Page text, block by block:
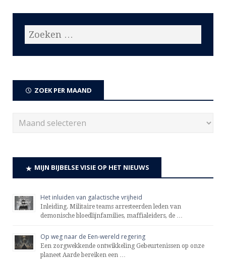
ZOEK PER MAAND
MIJN BIJBELSE VISIE OP HET NIEUWS
Het inluiden van galactische vrijheid
Inleiding. Militaire teams arresteerden leden van
demonische bloedlijnfamilies, maffialeiders, de …
Op weg naar de Een-wereld regering
Een zorgwekkende ontwikkeling Gebeurtenissen op onze
planeet Aarde bereiken een …